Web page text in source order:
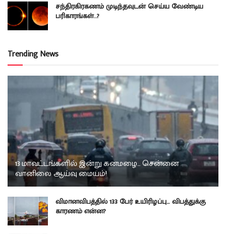
சந்திரகிரகணம் முடிந்தவுடன் செய்ய வேண்டிய
பரிகாரங்கள்..?
Trending News
13 மாவட்டங்களில் இன்று கனமழை… சென்னை
வானிலை ஆய்வு மையம்!
விமானவிபத்தில் 133 பேர் உயிரிழப்பு… விபத்துக்கு
காரணம் என்ன?